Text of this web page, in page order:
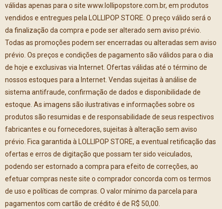
válidas apenas para o site www.lollipopstore.com.br, em produtos
vendidos e entregues pela LOLLIPOP STORE. O preço válido será o
da finalização da compra e pode ser alterado sem aviso prévio.
Todas as promoções podem ser encerradas ou alteradas sem aviso
prévio. Os preços e condições de pagamento são válidos para o dia
de hoje e exclusivas via Internet. Ofertas válidas até o término de
nossos estoques para a Internet. Vendas sujeitas à análise de
sistema antifraude, confirmação de dados e disponibilidade de
estoque. As imagens são ilustrativas e informações sobre os
produtos são resumidas e de responsabilidade de seus respectivos
fabricantes e ou fornecedores, sujeitas à alteração sem aviso
prévio. Fica garantida à LOLLIPOP STORE, a eventual retificação das
ofertas e erros de digitação que possam ter sido veiculados,
podendo ser estornado a compra para efeito de correções, ao
efetuar compras neste site o comprador concorda com os termos
de uso e políticas de compras. O valor mínimo da parcela para
pagamentos com cartão de crédito é de R$ 50,00.